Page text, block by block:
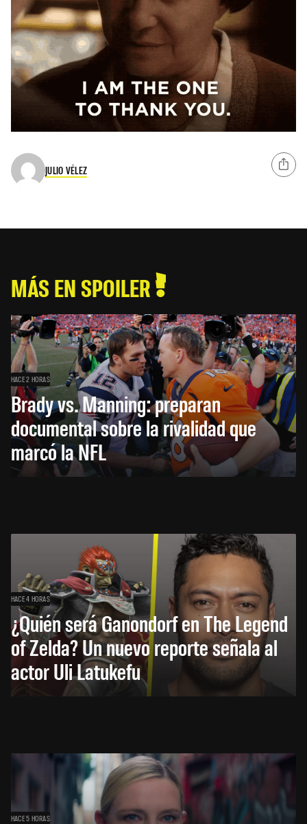
JULIO VÉLEZ
MÁS EN SPOILER
HACE 2 HORAS
Brady vs. Manning: preparan
documental sobre la rivalidad que
marcó la NFL
HACE 4 HORAS
¿Quién será Ganondorf en The Legend
of Zelda? Un nuevo reporte señala al
actor Uli Latukefu
HACE 5 HORAS